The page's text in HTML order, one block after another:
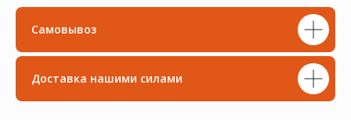
Самовывоз
Доставка нашими силами